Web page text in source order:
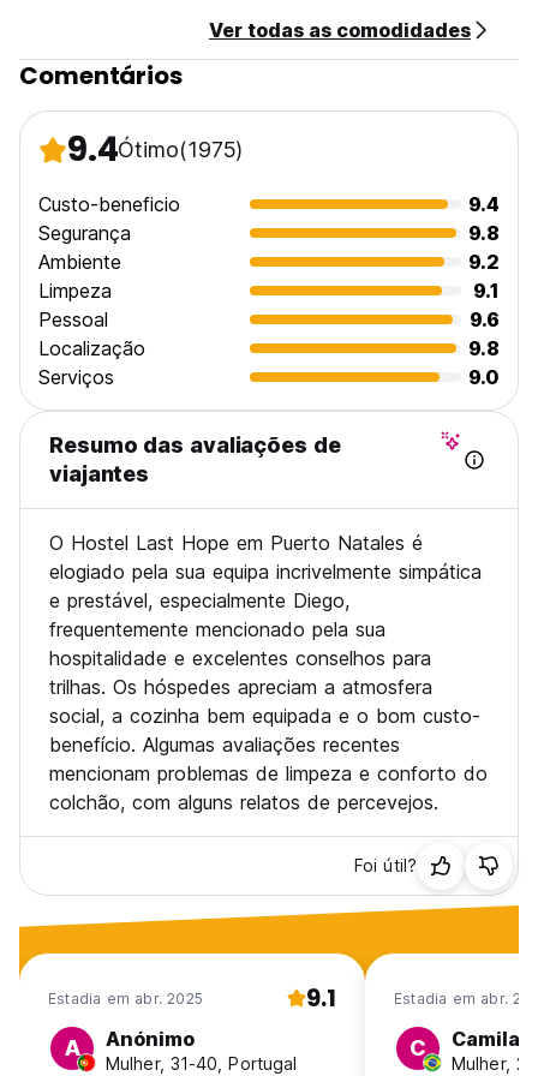
Ver todas as comodidades
Comentários
9.4Ótimo(1975)
Custo-beneficio
9.4
Segurança
9.8
Ambiente
9.2
Limpeza
9.1
Pessoal
9.6
Localização
9.8
Serviços
9.0
Resumo das avaliações de
viajantes
O Hostel Last Hope em Puerto Natales é
elogiado pela sua equipa incrivelmente simpática
e prestável, especialmente Diego,
frequentemente mencionado pela sua
hospitalidade e excelentes conselhos para
trilhas. Os hóspedes apreciam a atmosfera
social, a cozinha bem equipada e o bom custo-
benefício. Algumas avaliações recentes
mencionam problemas de limpeza e conforto do
colchão, com alguns relatos de percevejos.
Foi útil?
Estadia em abr. 2025 9.1
A Anónimo
Mulher, 31-40, Portugal
Estadia em abr.
C Camila
Mulher,